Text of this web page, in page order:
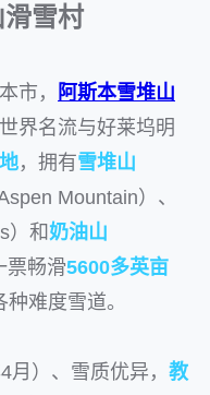
滑雪村
市，
阿斯本雪堆山
界名流与好莱坞明
，拥有雪堆山
Aspen Mountain）、
）和奶油山
票畅滑5600多英亩
种难度雪道。
）、雪质优异， 教